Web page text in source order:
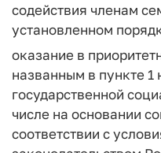
содействия членам
установленном
оказание в
названным в пункте 1
государственной
числе на основании
соответствии с